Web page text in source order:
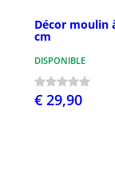
Décor moulin
cm
DISPONIBLE
€ 29,90